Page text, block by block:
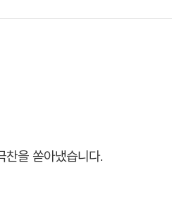
찬을 쏟아냈습니다.